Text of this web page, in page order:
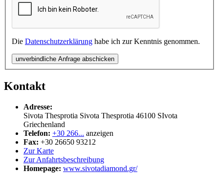
Die Datenschutzerklärung habe ich zur Kenntnis genommen.
unverbindliche Anfrage abschicken
Kontakt
Adresse:
Sivota Thesprotia Sivota Thesprotia 46100 SIvota
Griechenland
Telefon: +30 266... anzeigen
Fax: +30 26650 93212
Zur Karte
Zur Anfahrtsbeschreibung
Homepage: www.sivotadiamond.gr/